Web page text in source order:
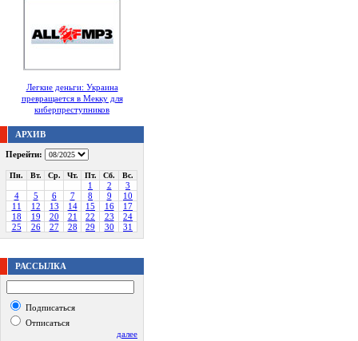
Легкие деньги: Украина
превращается в Мекку для
киберпреступников
АРХИВ
Перейти:
Пн. Вт. Ср. Чт. Пт. Сб. Вс.
1 2
3
4
5 6 7 8 9
10
11
12 13 14 15 16
17
18
19 20 21 22 23
24
25
26 27 28 29 30 31
РАССЫЛКА
Подписаться
Отписаться
далее